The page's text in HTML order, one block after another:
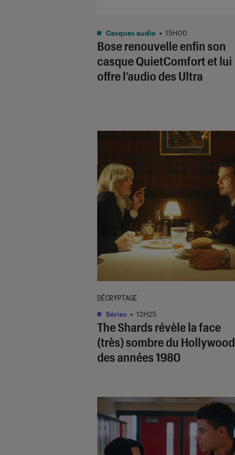
Bose renouvelle enfin son
casque QuietComfort et lui
offre l’audio des Ultra
Casques audio • 15H00
The Shards révèle la face
(très) sombre du Hollywood
des années 1980
DÉCRYPTAGE
Séries • 12H25